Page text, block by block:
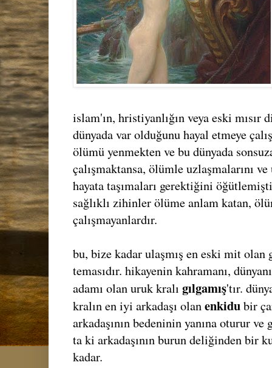
islam'ın, hristiyanlığın veya eski
dünyada var olduğunu hayal etmeye
ölümü yenmekten ve bu dünyada
çalışmaktansa, ölümle uzlaşmalarını
hayata taşımaları gerektiğini
sağlıklı zihinler ölüme anlam katan,
çalışmayanlardır.
bu, bize kadar ulaşmış en eski mit olan
temasıdır. hikayenin kahramanı,
adamı olan uruk kralı gılgamış'tır.
kralın en iyi arkadaşı olanenkidubir
arkadaşının bedeninin yanına oturur
ta ki arkadaşının burun deliğinden bir
kadar.